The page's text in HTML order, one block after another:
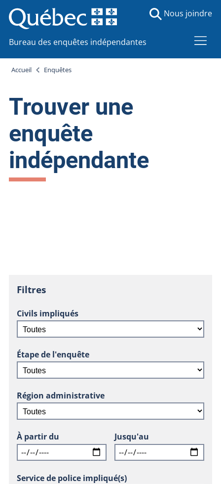
Bureau des enquêtes indépendantes
Nous joindre
Accueil Enquêtes
Trouver une
enquête
indépendante
Filtres
Civils impliqués
Étape de l'enquête
Région administrative
À partir du Jusqu'au
Service de police impliqué(s)